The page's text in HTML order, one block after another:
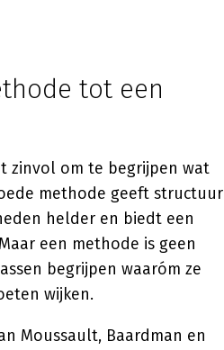
tot een
zinvol om te begrijpen wat
methode geeft structuur
helder en biedt een
een methode is geen
begrijpen waaróm ze
wijken.
Moussault, Baardman en